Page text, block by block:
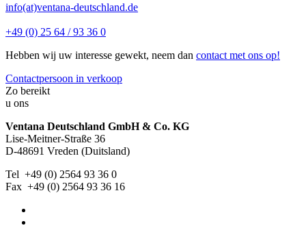
info(at)ventana-deutschland.de
+49 (0) 25 64 / 93 36 0
Hebben wij uw interesse gewekt, neem dan contact met ons op!
Contactpersoon in verkoop
Zo bereikt
u ons
Ventana Deutschland GmbH & Co. KG
Lise-Meitner-Straße 36
D-48691 Vreden (Duitsland)
Tel +49 (0) 2564 93 36 0
Fax +49 (0) 2564 93 36 16